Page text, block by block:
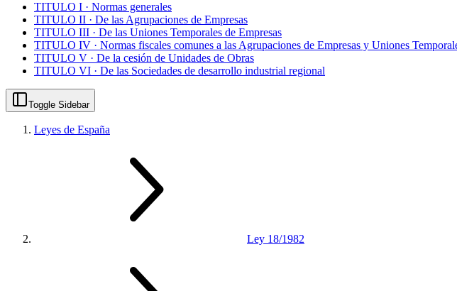
TITULO I · Normas generales
TITULO II · De las Agrupaciones de Empresas
TITULO III · De las Uniones Temporales de Empresas
TITULO IV · Normas fiscales comunes a las Agrupaciones de Empresas y Uniones
TITULO V · De la cesión de Unidades de Obras
TITULO VI · De las Sociedades de desarrollo industrial regional
Toggle Sidebar
Leyes de España
Ley 18/1982